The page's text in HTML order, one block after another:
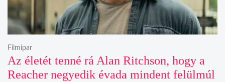
Az életét tenné rá Alan Ritchson, hogy a
Reacher negyedik évada mindent felülmúl
Filmipar